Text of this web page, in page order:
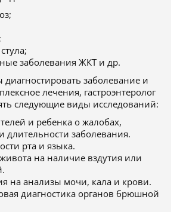
заболевания ЖКТ и др.
диагностировать заболевание и
лечения, гастроэнтеролог
следующие виды исследований:
и ребенка о жалобах,
длительности заболевания.
рта и языка.
на наличие вздутия или
на анализы мочи, кала и крови.
диагностика органов брюшной